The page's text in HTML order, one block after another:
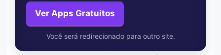
Ver Apps Gratuitos
Você será redirecionado para outro site.